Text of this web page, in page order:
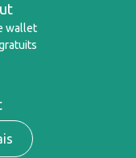
wallet